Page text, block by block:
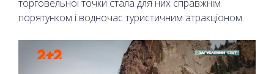
торговельної точки стала для них справжнім
порятунком і водночас туристичним атракціоном.